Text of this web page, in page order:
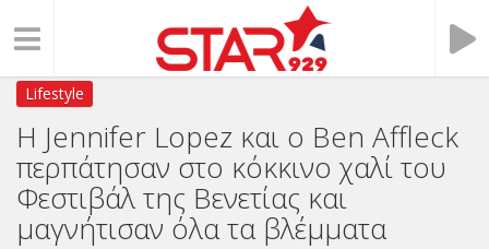
Lifestyle
Η Jennifer Lopez και ο Ben Affleck
περπάτησαν στο κόκκινο χαλί του
Φεστιβάλ της Βενετίας και
μαγνήτισαν όλα τα βλέμματα